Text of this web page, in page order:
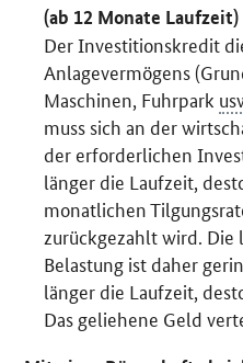
(ab 12 Monate Laufzeit)
Der Investitionskredit
Anlagevermögens
Maschinen, Fuhrpark
muss sich an der
der erforderlichen
länger die Laufzeit,
monatlichen
zurückgezahlt wird.
Belastung ist daher
länger die Laufzeit,
Das geliehene Geld